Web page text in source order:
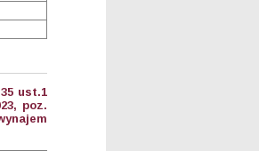
ust.1
poz.